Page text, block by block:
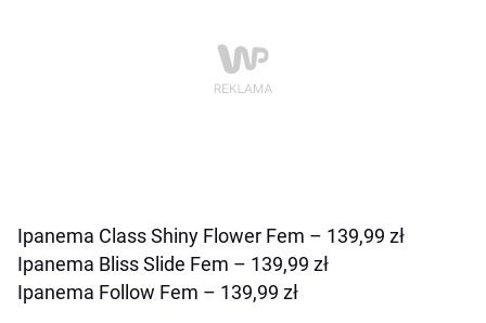
Ipanema Class Shiny Flower Fem – 139,99 zł
Ipanema Bliss Slide Fem – 139,99 zł
Ipanema Follow Fem – 139,99 zł